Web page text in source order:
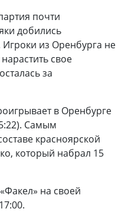
почти
добились
из Оренбурга не
свое
за
в Оренбурге
Самым
красноярской
который набрал 15
на своей